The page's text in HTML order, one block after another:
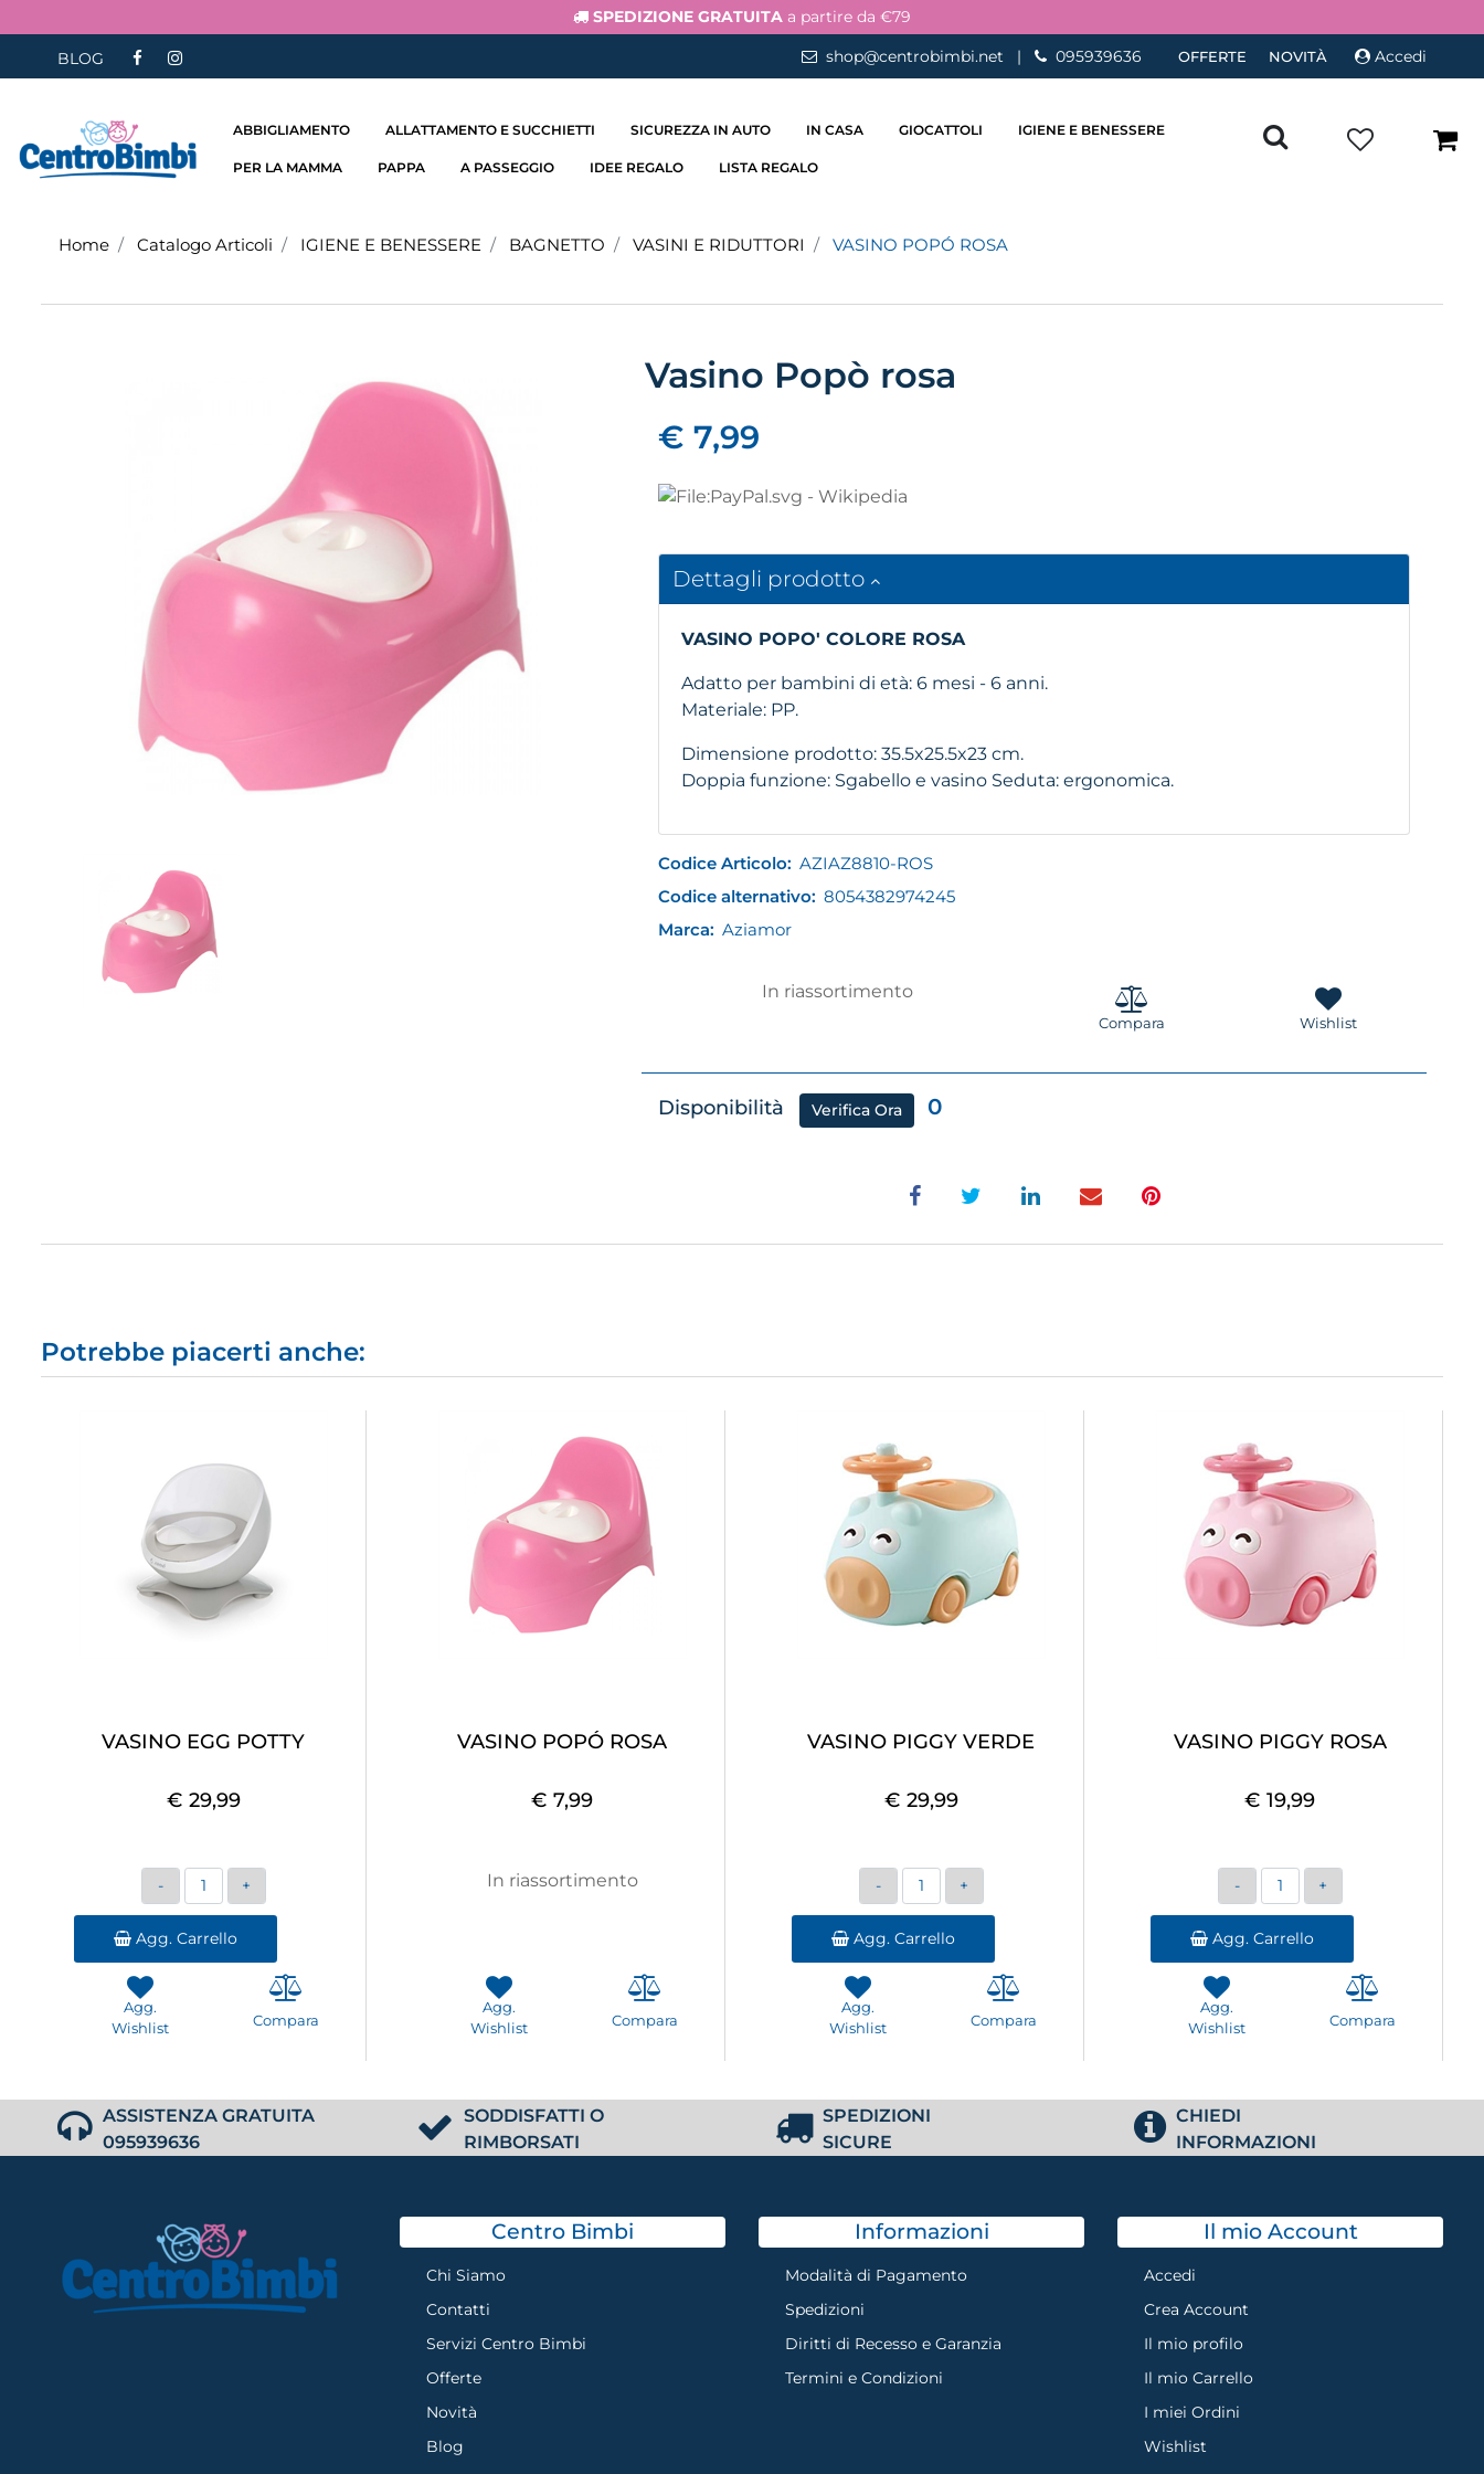
SPEDIZIONE GRATUITA a partire da €79
BLOG shop@centrobimbi.net | 095939636 OFFERTE NOVITÀ Accedi
ABBIGLIAMENTO ALLATTAMENTO E SUCCHIETTI SICUREZZA IN AUTO IN CASA GIOCATTOLI IGIENE E BENESSERE
PER LA MAMMA PAPPA A PASSEGGIO IDEE REGALO LISTA REGALO
Home Catalogo Articoli IGIENE E BENESSERE BAGNETTO VASINI E RIDUTTORI VASINO POPÓ ROSA
Vasino Popò rosa
€ 7,99
Dettagli prodotto
VASINO POPO' COLORE ROSA
Adatto per bambini di età: 6 mesi - 6 anni.
Materiale: PP.
Dimensione prodotto: 35.5x25.5x23 cm.
Doppia funzione: Sgabello e vasino Seduta: ergonomica.
Codice Articolo: AZIAZ8810-ROS
Codice alternativo: 8054382974245
Marca: Aziamor
In riassortimento
Compara Wishlist
Disponibilità Verifica Ora 0
Potrebbe piacerti anche:
VASINO EGG POTTY
€ 29,99
Quantità
Agg. Carrello
Agg.
Wishlist
Compara
VASINO POPÓ ROSA
€ 7,99
In riassortimento
Agg.
Wishlist
Compara
VASINO PIGGY VERDE
€ 29,99
Quantità
Agg. Carrello
Agg.
Wishlist
Compara
VASINO PIGGY ROSA
€ 19,99
Quantità
Agg. Carrello
Agg.
Wishlist
Compara
ASSISTENZA GRATUITA
095939636
SODDISFATTI O
RIMBORSATI
SPEDIZIONI
SICURE
CHIEDI
INFORMAZIONI
Centro Bimbi
Chi Siamo
Contatti
Servizi Centro Bimbi
Offerte
Novità
Blog
Informazioni
Modalità di Pagamento
Spedizioni
Diritti di Recesso e Garanzia
Termini e Condizioni
Il mio Account
Accedi
Crea Account
Il mio profilo
Il mio Carrello
I miei Ordini
Wishlist